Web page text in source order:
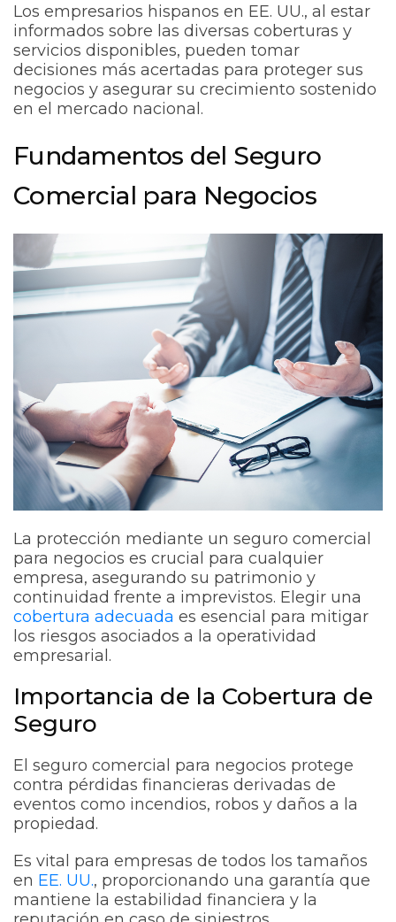
Los empresarios hispanos en EE. UU., al estar
informados sobre las diversas coberturas y
servicios disponibles, pueden tomar
decisiones más acertadas para proteger sus
negocios y asegurar su crecimiento sostenido
en el mercado nacional.
Fundamentos del Seguro
Comercial para Negocios
La protección mediante un seguro comercial
para negocios es crucial para cualquier
empresa, asegurando su patrimonio y
continuidad frente a imprevistos. Elegir una
cobertura adecuada es esencial para mitigar
los riesgos asociados a la operatividad
empresarial.
Importancia de la Cobertura de
Seguro
El seguro comercial para negocios protege
contra pérdidas financieras derivadas de
eventos como incendios, robos y daños a la
propiedad.
Es vital para empresas de todos los tamaños
en EE. UU., proporcionando una garantía que
mantiene la estabilidad financiera y la